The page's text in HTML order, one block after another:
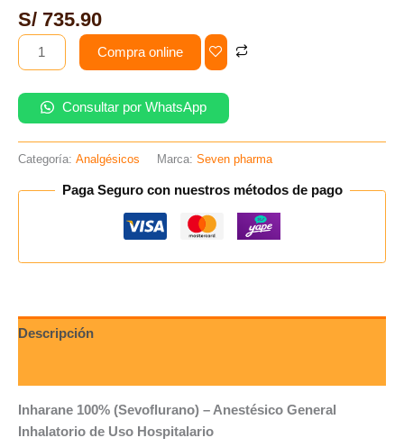
S/ 735.90
250ml
-
Sevoflurano
Compra online
Consultar por WhatsApp
Categoría: Analgésicos Marca: Seven pharma
Paga Seguro con nuestros métodos de pago
Descripción
Inharane 100% (Sevoflurano) – Anestésico General
Inhalatorio de Uso Hospitalario